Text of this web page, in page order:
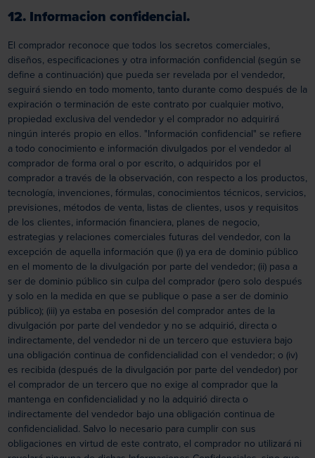
12. Informacion confidencial.
El comprador reconoce que todos los secretos comerciales,
diseños, especificaciones y otra información confidencial (según se
define a continuación) que pueda ser revelada por el vendedor,
seguirá siendo en todo momento, tanto durante como después de la
expiración o terminación de este contrato por cualquier motivo,
propiedad exclusiva del vendedor y el comprador no adquirirá
ningún interés propio en ellos. "Información confidencial" se refiere
a todo conocimiento e información divulgados por el vendedor al
comprador de forma oral o por escrito, o adquiridos por el
comprador a través de la observación, con respecto a los productos,
tecnología, invenciones, fórmulas, conocimientos técnicos, servicios,
previsiones, métodos de venta, listas de clientes, usos y requisitos
de los clientes, información financiera, planes de negocio,
estrategias y relaciones comerciales futuras del vendedor, con la
excepción de aquella información que (i) ya era de dominio público
en el momento de la divulgación por parte del vendedor; (ii) pasa a
ser de dominio público sin culpa del comprador (pero solo después
y solo en la medida en que se publique o pase a ser de dominio
público); (iii) ya estaba en posesión del comprador antes de la
divulgación por parte del vendedor y no se adquirió, directa o
indirectamente, del vendedor ni de un tercero que estuviera bajo
una obligación continua de confidencialidad con el vendedor; o (iv)
es recibida (después de la divulgación por parte del vendedor) por
el comprador de un tercero que no exige al comprador que la
mantenga en confidencialidad y no la adquirió directa o
indirectamente del vendedor bajo una obligación continua de
confidencialidad. Salvo lo necesario para cumplir con sus
obligaciones en virtud de este contrato, el comprador no utilizará ni